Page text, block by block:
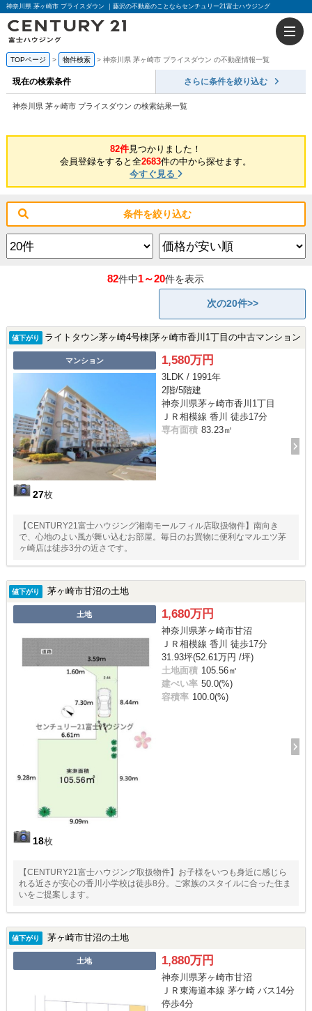
神奈川県 茅ヶ崎市 プライスダウン ｜藤沢の不動産のことならセンチュリー21富士ハウジング
TOPページ 物件検索 神奈川県 茅ヶ崎市 プライスダウン の不動産情報一覧
現在の検索条件 さらに条件を絞り込む
神奈川県 茅ヶ崎市 プライスダウン の検索結果一覧
82件見つかりました！
会員登録をすると全2683件の中から探せます。
今すぐ見る
条件を絞り込む
82件中1～20件を表示
次の20件>>
値下がり ライトタウン茅ヶ崎4号棟|茅ヶ崎市香川1丁目の中古マンション
マンション
27枚
1,580万円
3LDK / 1991年
2階/5階建
神奈川県茅ヶ崎市香川1丁目
ＪＲ相模線 香川 徒歩17分
専有面積 83.23㎡
【CENTURY21富士ハウジング湘南モールフィル店取扱物件】南向き
で、心地のよい風が舞い込むお部屋。毎日のお買物に便利なマルエツ茅
ヶ崎店は徒歩3分の近さです。
値下がり 茅ヶ崎市甘沼の土地
土地
18枚
1,680万円
神奈川県茅ヶ崎市甘沼
ＪＲ相模線 香川 徒歩17分
31.93坪(52.61万円 /坪)
土地面積 105.56㎡
建ぺい率 50.0(%)
容積率 100.0(%)
【CENTURY21富士ハウジング取扱物件】お子様をいつも身近に感じら
れる近さが安心の香川小学校は徒歩8分。ご家族のスタイルに合った住ま
いをご提案します。
値下がり 茅ヶ崎市甘沼の土地
土地 1,880万円
神奈川県茅ヶ崎市甘沼
ＪＲ東海道本線 茅ケ崎 バス14分
停歩4分